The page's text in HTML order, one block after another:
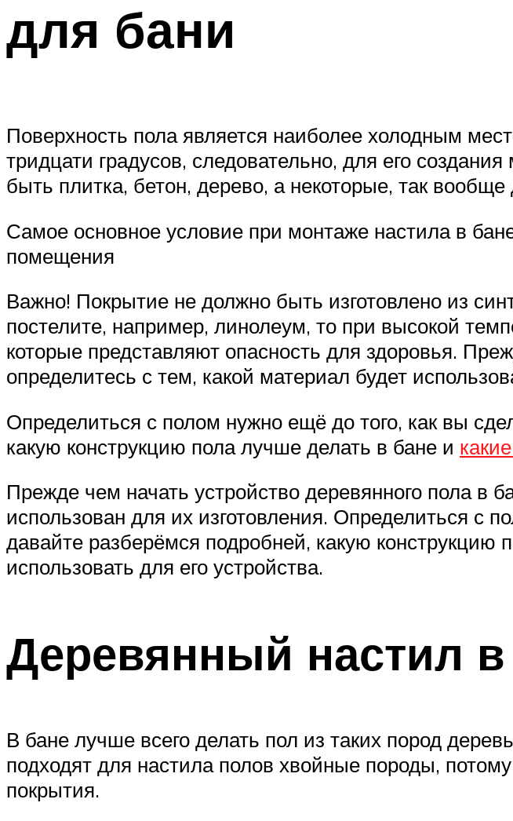
для бани
Поверхность пола является наиболее холодным
тридцати градусов, следовательно, для его
быть плитка, бетон, дерево, а некоторые, так
Самое основное условие при монтаже настила в
помещения
Важно! Покрытие не должно быть изготовлено из
постелите, например, линолеум, то при высокой
которые представляют опасность для здоровья.
определитесь с тем, какой материал будет
Определиться с полом нужно ещё до того, как вы
какую конструкцию пола лучше делать в бане и
Прежде чем начать устройство деревянного пола в
использован для их изготовления. Определиться с
давайте разберёмся подробней, какую
использовать для его устройства.
Деревянный настил
В бане лучше всего делать пол из таких пород
подходят для настила полов хвойные породы,
покрытия.